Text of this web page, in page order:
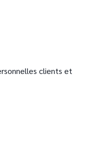
clients et